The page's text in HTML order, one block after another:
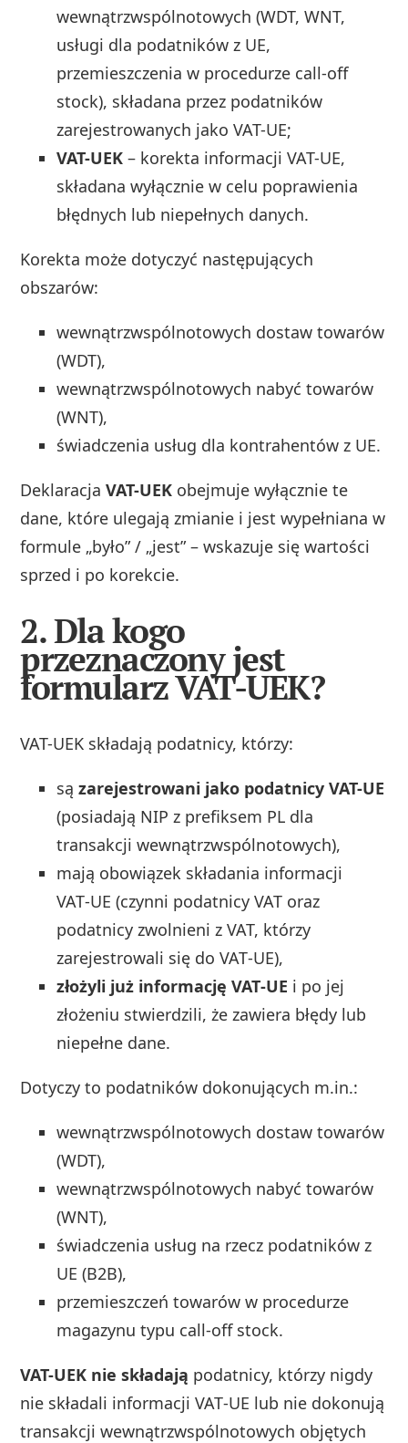
wewnątrzwspólnotowych (WDT, WNT,
usługi dla podatników z UE,
przemieszczenia w procedurze call-off
stock), składana przez podatników
zarejestrowanych jako VAT-UE;
VAT-UEK – korekta informacji VAT-UE,
składana wyłącznie w celu poprawienia
błędnych lub niepełnych danych.
Korekta może dotyczyć następujących
obszarów:
wewnątrzwspólnotowych dostaw towarów
(WDT),
wewnątrzwspólnotowych nabyć towarów
(WNT),
świadczenia usług dla kontrahentów z UE.
DeklaracjaVAT-UEK obejmuje wyłącznie te
dane, które ulegają zmianie i jest wypełniana w
formule „było” / „jest” – wskazuje się wartości
sprzed i po korekcie.
2. Dla kogo
przeznaczony jest
formularz VAT-UEK?
VAT-UEK składają podatnicy, którzy:
sązarejestrowani jako podatnicy VAT-UE
(posiadają NIP z prefiksem PL dla
transakcji wewnątrzwspólnotowych),
mają obowiązek składania informacji
VAT‑UE (czynni podatnicy VAT oraz
podatnicy zwolnieni z VAT, którzy
zarejestrowali się do VAT‑UE),
złożyli już informację VAT‑UE i po jej
złożeniu stwierdzili, że zawiera błędy lub
niepełne dane.
Dotyczy to podatników dokonujących m.in.:
wewnątrzwspólnotowych dostaw towarów
(WDT),
wewnątrzwspólnotowych nabyć towarów
(WNT),
świadczenia usług na rzecz podatników z
UE (B2B),
przemieszczeń towarów w procedurze
magazynu typu call-off stock.
VAT-UEK nie składają podatnicy, którzy nigdy
nie składali informacji VAT‑UE lub nie dokonują
transakcji wewnątrzwspólnotowych objętych